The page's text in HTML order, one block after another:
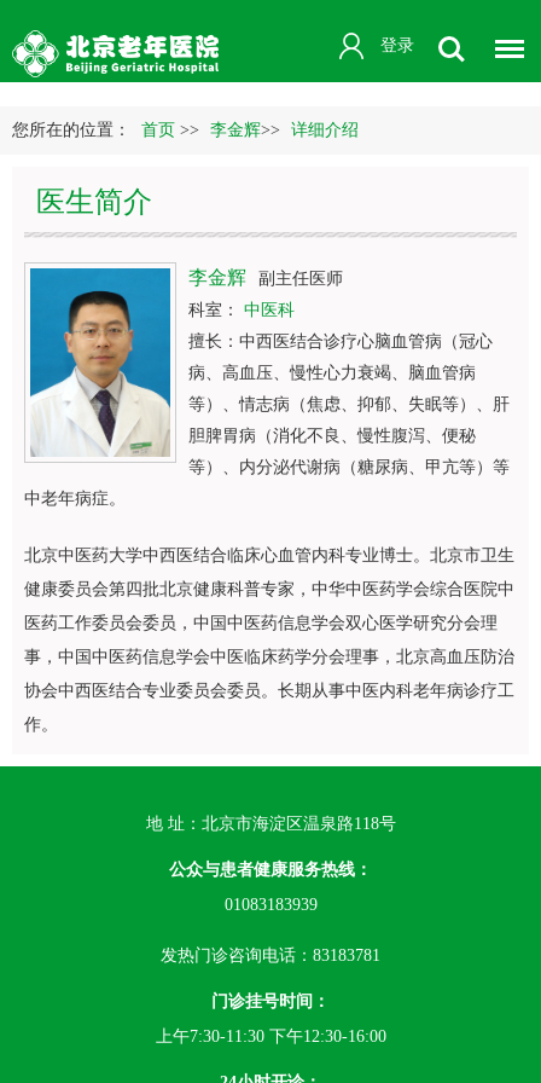
登录
您所在的位置： 首页 >> 李金辉>> 详细介绍
医生简介
李金辉
副主任医师
科室： 中医科
擅长：中西医结合诊疗心脑血管病（冠心
病、高血压、慢性心力衰竭、脑血管病
等）、情志病（焦虑、抑郁、失眠等）、肝
胆脾胃病（消化不良、慢性腹泻、便秘
等）、内分泌代谢病（糖尿病、甲亢等）等
中老年病症。
北京中医药大学中西医结合临床心血管内科专业博士。北京市卫生
健康委员会第四批北京健康科普专家，中华中医药学会综合医院中
医药工作委员会委员，中国中医药信息学会双心医学研究分会理
事，中国中医药信息学会中医临床药学分会理事，北京高血压防治
协会中西医结合专业委员会委员。长期从事中医内科老年病诊疗工
作。
地 址：北京市海淀区温泉路118号
公众与患者健康服务热线：
01083183939
发热门诊咨询电话：83183781
门诊挂号时间：
上午7:30-11:30 下午12:30-16:00